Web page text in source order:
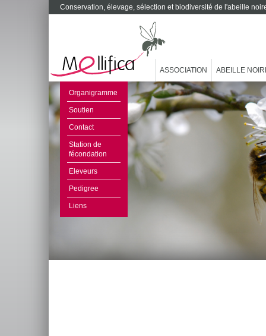
Conservation, élevage, sélection et biodiversité de l'abeille
ASSOCIATION ABEILLE
Organigramme
Soutien
Contact
Station de
fécondation
Eleveurs
Pedigree
Liens